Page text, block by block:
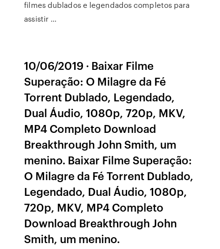
filmes dublados e legendados completos para
assistir …
10/06/2019 · Baixar Filme
Superação: O Milagre da Fé
Torrent Dublado, Legendado,
Dual Áudio, 1080p, 720p, MKV,
MP4 Completo Download
Breakthrough John Smith, um
menino. Baixar Filme Superação:
O Milagre da Fé Torrent Dublado,
Legendado, Dual Áudio, 1080p,
720p, MKV, MP4 Completo
Download Breakthrough John
Smith, um menino.